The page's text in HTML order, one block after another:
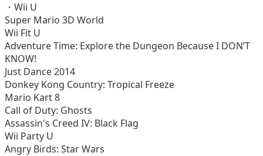
・Wii U
Super Mario 3D World
Wii Fit U
Adventure Time: Explore the Dungeon Because I DON’T
KNOW!
Just Dance 2014
Donkey Kong Country: Tropical Freeze
Mario Kart 8
Call of Duty: Ghosts
Assassin's Creed IV: Black Flag
Wii Party U
Angry Birds: Star Wars